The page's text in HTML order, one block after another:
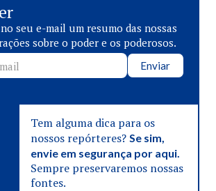
seu e-mail um resumo das nossas
sobre o poder e os poderosos.
Enviar
Tem alguma dica para os
nossos repórteres? Se sim,
envie em segurança por aqui.
Sempre preservaremos nossas
fontes.